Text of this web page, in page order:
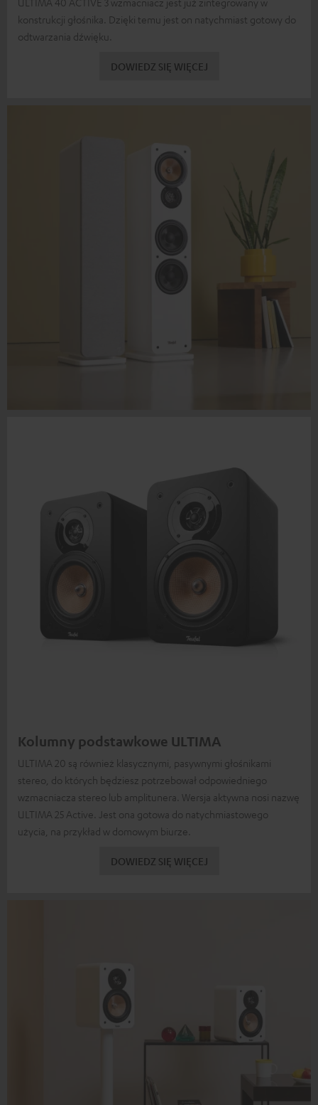
konstrukcji głośnika. Dzięki temu jest on natychmiast gotowy do
odtwarzania dźwięku.
DOWIEDZ SIĘ WIĘCEJ
Kolumny podstawkowe ULTIMA
ULTIMA 20 są również klasycznymi, pasywnymi głośnikami
stereo, do których będziesz potrzebował odpowiedniego
wzmacniacza stereo lub amplitunera. Wersja aktywna nosi nazwę
ULTIMA 25 Active. Jest ona gotowa do natychmiastowego
użycia, na przykład w domowym biurze.
DOWIEDZ SIĘ WIĘCEJ